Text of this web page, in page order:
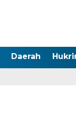
Daerah